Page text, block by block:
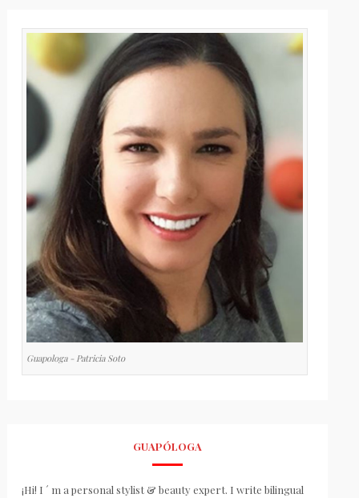
Guapologa - Patricia Soto
GUAPÓLOGA
¡Hi! I ´ m a personal stylist & beauty expert. I write bilingual